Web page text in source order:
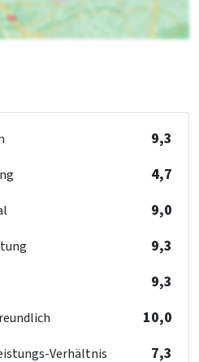
: 4
Strecken
9,3
4,7
9,0
9,3
9,3
10,0
Verhältnis 7,3